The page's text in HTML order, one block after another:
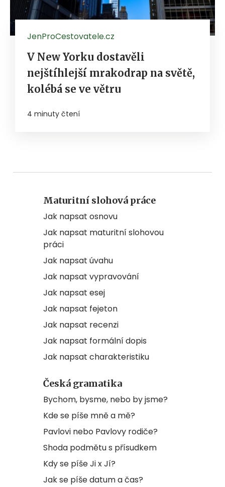
JenProCestovatele.cz
V New Yorku dostavěli
nejštíhlejší mrakodrap na světě,
kolébá se ve větru
4 minuty čtení
Maturitní slohová práce
Jak napsat osnovu
Jak napsat maturitní slohovou
práci
Jak napsat úvahu
Jak napsat vypravování
Jak napsat esej
Jak napsat fejeton
Jak napsat recenzi
Jak napsat formální dopis
Jak napsat charakteristiku
Česká gramatika
Bychom, bysme, nebo by jsme?
Kde se píše mně a mě?
Pavlovi nebo Pavlovy rodiče?
Shoda podmětu s přísudkem
Kdy se píše Ji x Jí?
Jak se píše datum a čas?